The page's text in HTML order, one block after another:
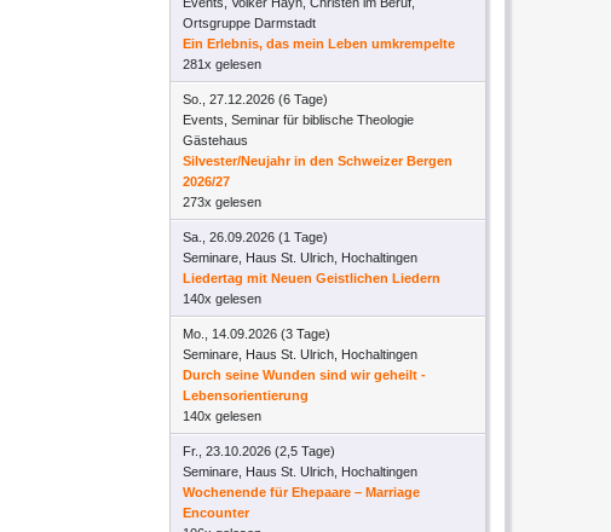
Ortsgruppe Darmstadt
Ein Erlebnis, das mein Leben umkrempelte
281x gelesen
So., 27.12.2026 (6 Tage)
Events, Seminar für biblische Theologie
Gästehaus
Silvester/Neujahr in den Schweizer Bergen
2026/27
273x gelesen
Sa., 26.09.2026 (1 Tage)
Seminare, Haus St. Ulrich, Hochaltingen
Liedertag mit Neuen Geistlichen Liedern
140x gelesen
Mo., 14.09.2026 (3 Tage)
Seminare, Haus St. Ulrich, Hochaltingen
Durch seine Wunden sind wir geheilt -
Lebensorientierung
140x gelesen
Fr., 23.10.2026 (2,5 Tage)
Seminare, Haus St. Ulrich, Hochaltingen
Wochenende für Ehepaare – Marriage
Encounter